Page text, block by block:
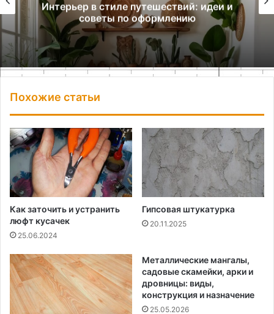
Интерьер в стиле путешествий: идеи и
советы по оформлению
Похожие статьи
Как заточить и устранить
люфт кусачек
25.06.2024
Гипсовая штукатурка
20.11.2025
Металлические мангалы,
садовые скамейки, арки и
дровницы: виды,
конструкция и назначение
25.05.2026